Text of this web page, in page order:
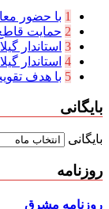
1 با حضور
2 حمایت
3 استاندار
4 استاندار
5 با هدف
بایگانی
بایگانی
روزنامه
روزنامه مشرق